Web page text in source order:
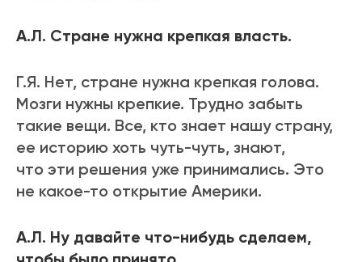
А.Л. Стране нужна крепкая власть.
Г.Я. Нет, стране нужна крепкая голова.
Мозги нужны крепкие. Трудно забыть
такие вещи. Все, кто знает нашу страну,
ее историю хоть чуть-чуть, знают,
что эти решения уже принимались. Это
не какое-то открытие Америки.
А.Л. Ну давайте что-нибудь сделаем,